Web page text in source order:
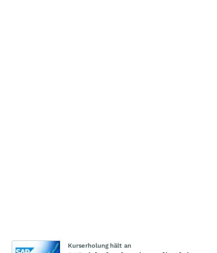
Kurserholung hält an